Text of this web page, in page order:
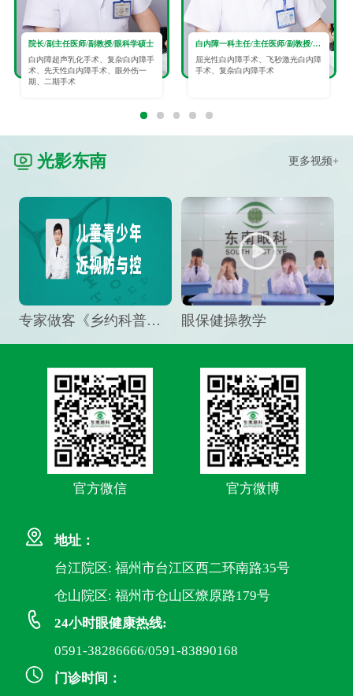
院长/副主任医师/副教授/眼科学硕士
白内障超声乳化手术、复杂白内障手
术、先天性白内障手术、眼外伤一
期、二期手术
白内障一科主任/主任医师/副教授/眼科学硕士
屈光性白内障手术、飞秒激光白内障
手术、复杂白内障手术
光影东南 更多视频+
专家做客《乡约科普》栏目，预防孩子近视竟然这么“简单” 眼保健操教学
官方微信 官方微博
地址：
台江院区: 福州市台江区西二环南路35号
仓山院区: 福州市仓山区燎原路179号
24小时眼健康热线:
0591-38286666/0591-83890168
门诊时间：